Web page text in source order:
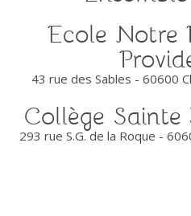
Ecole Notre
43 rue des Sables - 60600
Collège Sainte
293 rue S.G. de la Roque -